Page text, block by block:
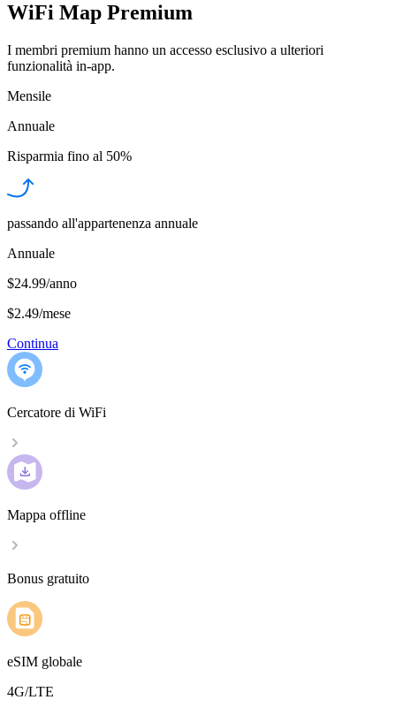
WiFi Map Premium
I membri premium hanno un accesso esclusivo a ulteriori
funzionalità in-app.
Mensile
Annuale
Risparmia fino al 50%
passando all'appartenenza annuale
Annuale
$24.99/anno
$2.49/mese
Continua
Cercatore di WiFi
Mappa offline
Bonus gratuito
eSIM globale
4G/LTE